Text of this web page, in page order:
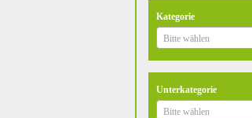
Kategorie
Bitte wählen
Unterkategorie
Bitte wählen